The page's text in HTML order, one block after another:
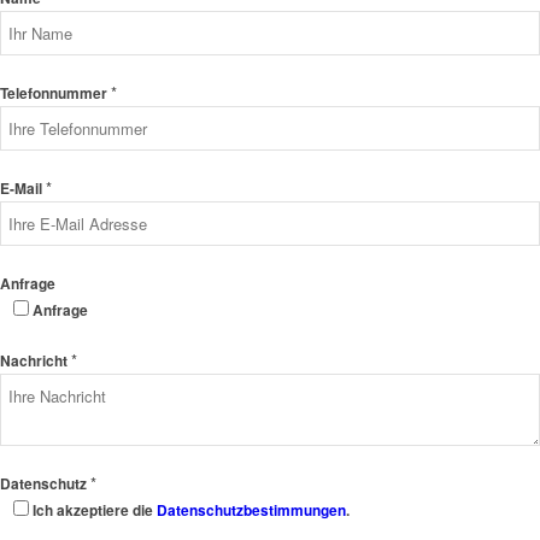
Telefonnummer*
E-Mail*
Anfrage
Anfrage
Nachricht*
Datenschutz*
Ich akzeptiere die Datenschutzbestimmungen.